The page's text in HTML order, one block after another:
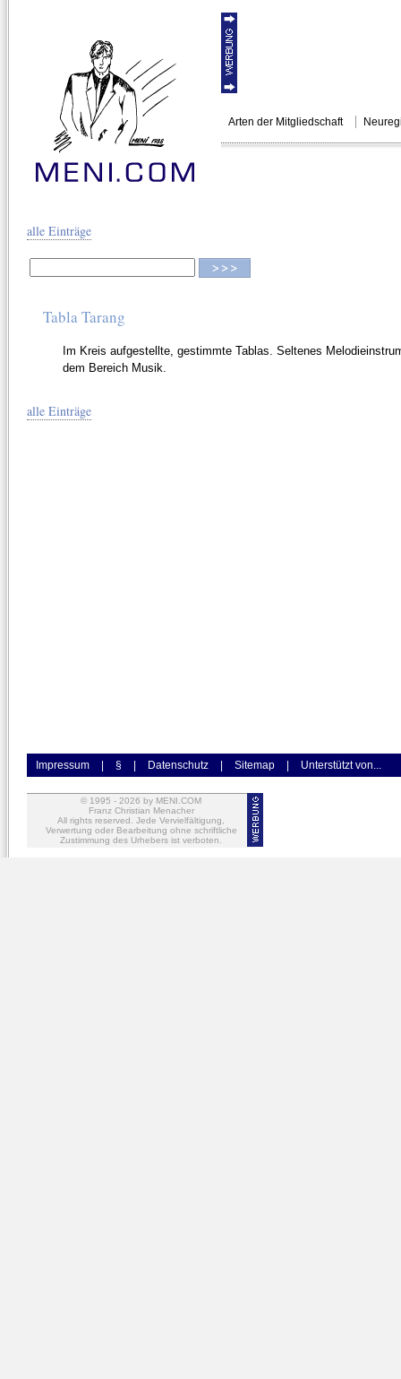
Arten der Mitgliedschaft
alle Einträge
Tabla Tarang
Im Kreis aufgestellte, gestimmte Tablas. Seltenes
dem Bereich Musik.
alle Einträge
Impressum § Datenschutz Sitemap Unterstützt von...
© 1995 - 2026 by MENI.COM
Franz Christian Menacher
All rights reserved. Jede Vervielfältigung,
Verwertung oder Bearbeitung ohne schriftliche
Zustimmung des Urhebers ist verboten.